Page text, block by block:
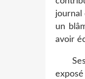
journal
un
avoir
Ses